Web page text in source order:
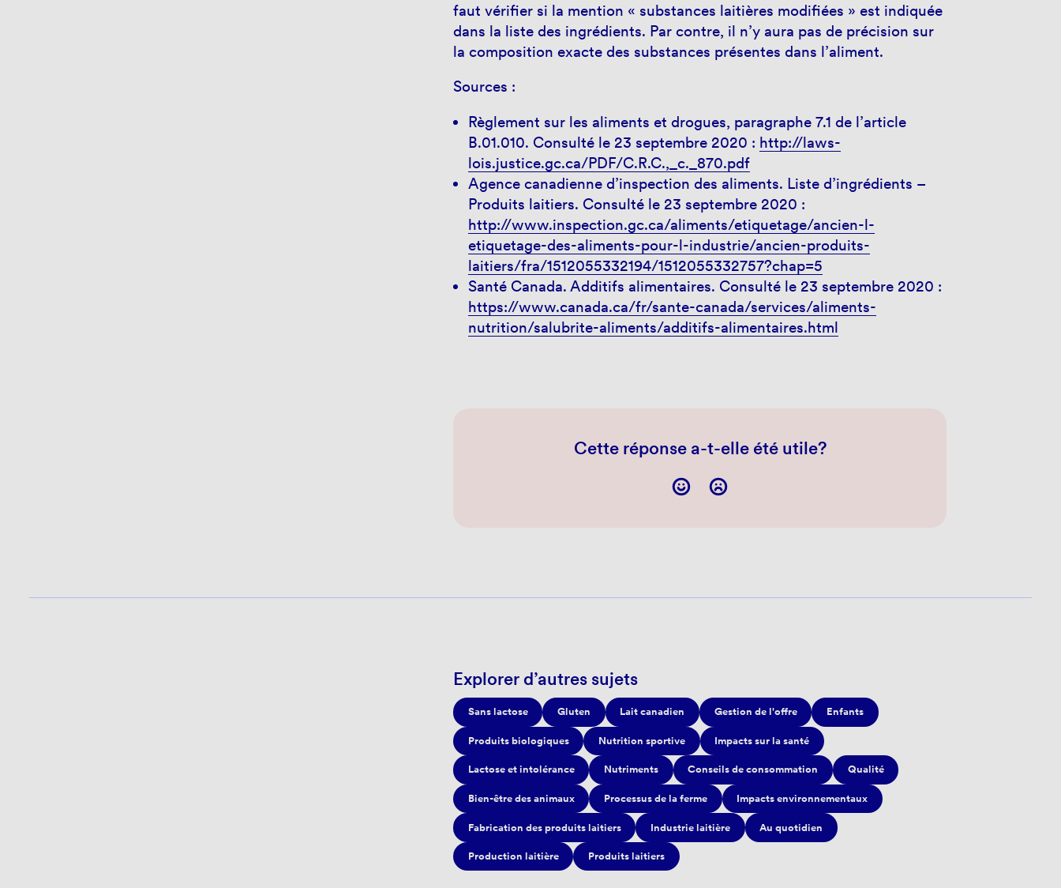
faut vérifier si la mention « substances laitières modifiées » est indiquée
dans la liste des ingrédients. Par contre, il n’y aura pas de précision sur
la composition exacte des substances présentes dans l’aliment.
Sources :
Règlement sur les aliments et drogues, paragraphe 7.1 de l’article
B.01.010. Consulté le 23 septembre 2020 : http://laws-
lois.justice.gc.ca/PDF/C.R.C.,_c._870.pdf
Agence canadienne d’inspection des aliments. Liste d’ingrédients –
Produits laitiers. Consulté le 23 septembre 2020 :
http://www.inspection.gc.ca/aliments/etiquetage/ancien-l-
etiquetage-des-aliments-pour-l-industrie/ancien-produits-
laitiers/fra/1512055332194/1512055332757?chap=5
Santé Canada. Additifs alimentaires. Consulté le 23 septembre 2020 :
https://www.canada.ca/fr/sante-canada/services/aliments-
nutrition/salubrite-aliments/additifs-alimentaires.html
Cette réponse a-t-elle été utile?
Explorer d’autres sujets
Sans lactose Gluten Lait canadien Gestion de l'offre Enfants
Produits biologiques Nutrition sportive Impacts sur la santé
Lactose et intolérance Nutriments Conseils de consommation Qualité
Bien-être des animaux Processus de la ferme Impacts environnementaux
Fabrication des produits laitiers Industrie laitière Au quotidien
Production laitière Produits laitiers